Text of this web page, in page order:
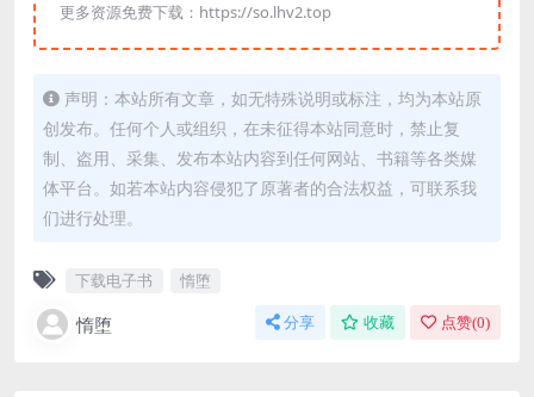
更多资源免费下载：https://so.lhv2.top
声明：本站所有文章，如无特殊说明或标注，均为本站原
创发布。任何个人或组织，在未征得本站同意时，禁止复
制、盗用、采集、发布本站内容到任何网站、书籍等各类媒
体平台。如若本站内容侵犯了原著者的合法权益，可联系我
们进行处理。
下载电子书 惰堕
惰堕 分享 收藏 点赞(0)